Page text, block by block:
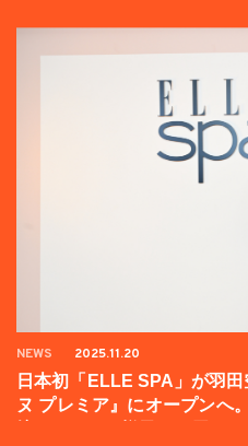
NEWS 2025.11.20
日本初「ELLE SPA」が羽
ヌ プレミア』にオープンへ